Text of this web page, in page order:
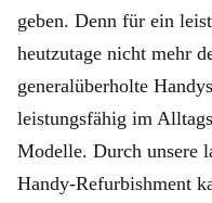
geben. Denn für ein
heutzutage nicht mehr
generalüberholte
leistungsfähig im
Modelle. Durch unsere
Handy-Refurbishment